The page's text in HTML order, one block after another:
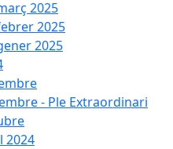
2025
2025
2025
- Ple Extraordinari
2024